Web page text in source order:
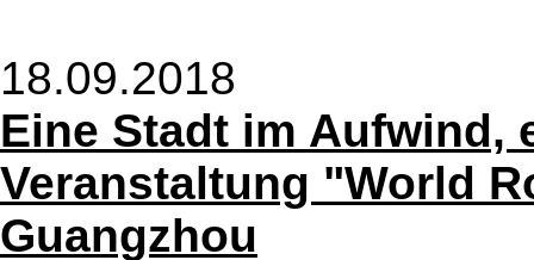
18.09.2018
Eine Stadt im Aufwind,
Veranstaltung "World
Guangzhou